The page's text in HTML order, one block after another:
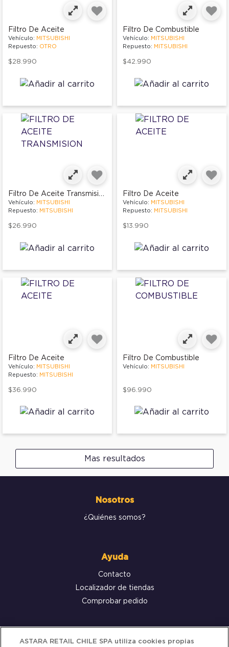
Filtro De Aceite
Vehículo: MITSUBISHI
Repuesto: OTRO
$28.990
Filtro De Combustible
Vehículo: MITSUBISHI
Repuesto: MITSUBISHI
$42.990
Filtro De Aceite Transmision
Vehículo: MITSUBISHI
Repuesto: MITSUBISHI
$26.990
Filtro De Aceite
Vehículo: MITSUBISHI
Repuesto: MITSUBISHI
$13.990
Filtro De Aceite
Vehículo: MITSUBISHI
Repuesto: MITSUBISHI
$36.990
Filtro De Combustible
Vehículo: MITSUBISHI
$96.990
Mas resultados
Nosotros
¿Quiénes somos?
Ayuda
Contacto
Localizador de tiendas
Comprobar pedido
Servicio al cliente
ASTARA RETAIL CHILE SPA utiliza cookies propias